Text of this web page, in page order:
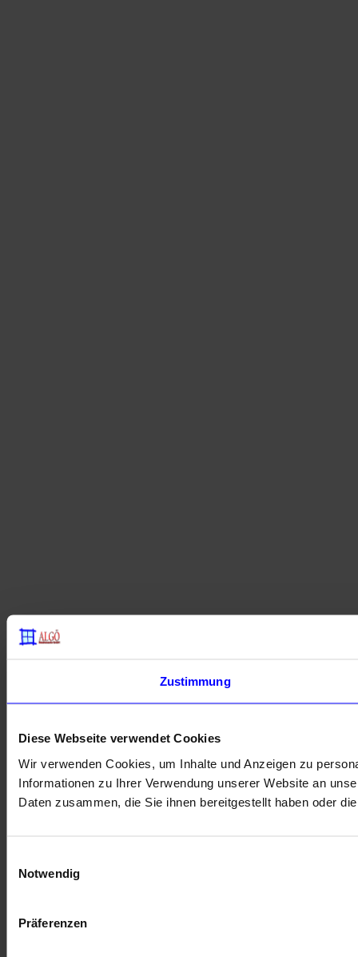
Zustimmung
Diese Webseite verwendet Cookies
Wir verwenden Cookies, um Inhalte und Anzeigen zu
Informationen zu Ihrer Verwendung unserer Website an
Daten zusammen, die Sie ihnen bereitgestellt haben oder
Notwendig
Präferenzen